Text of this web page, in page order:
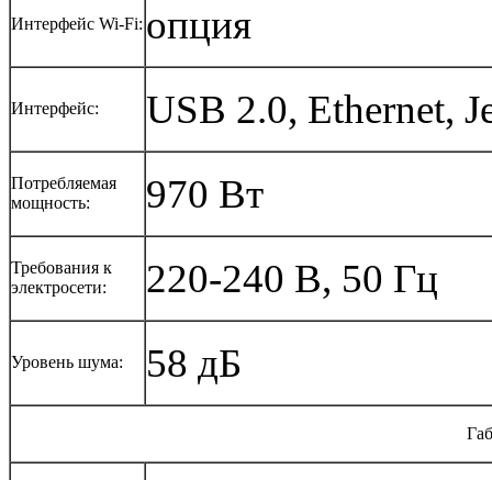
Интерфейс Wi-Fi: опция
Интерфейс: USB 2.0, Ethernet,
Потребляемая
мощность:
970 Вт
Требования к
электросети:
220-240 В, 50 Гц
Уровень шума: 58 дБ